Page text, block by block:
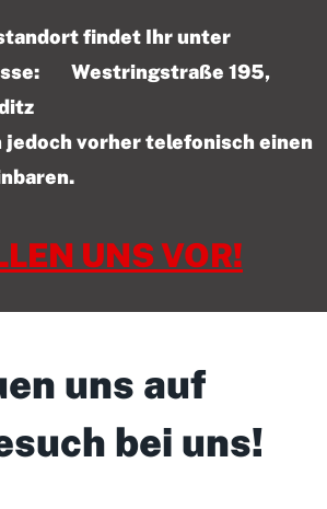
findet Ihr unter
Westringstraße 195,
vorher telefonisch einen
UNS VOR!
uns auf
bei uns!